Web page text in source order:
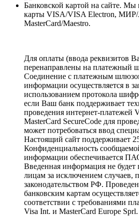
Банковской картой на сайте.
карты VISA/VISA Electron, МИР/
MasterCard/Maestro.
Для оплаты (ввода реквизитов
перенаправлены на
Соединение с платежным
информации осуществляется в
использованием протокола
если Ваш банк поддерживает
проведения интернет-платежей
MasterCard SecureCode для
может потребоваться ввод
Настоящий сайт поддерживает
Конфиденциальность
информации обеспечивается
Введенная информация не будет
лицам за исключением случаев,
законодательством РФ.
банковским картам
соответствии с требованиями
Visa Int. и MasterCard Europe Sprl.